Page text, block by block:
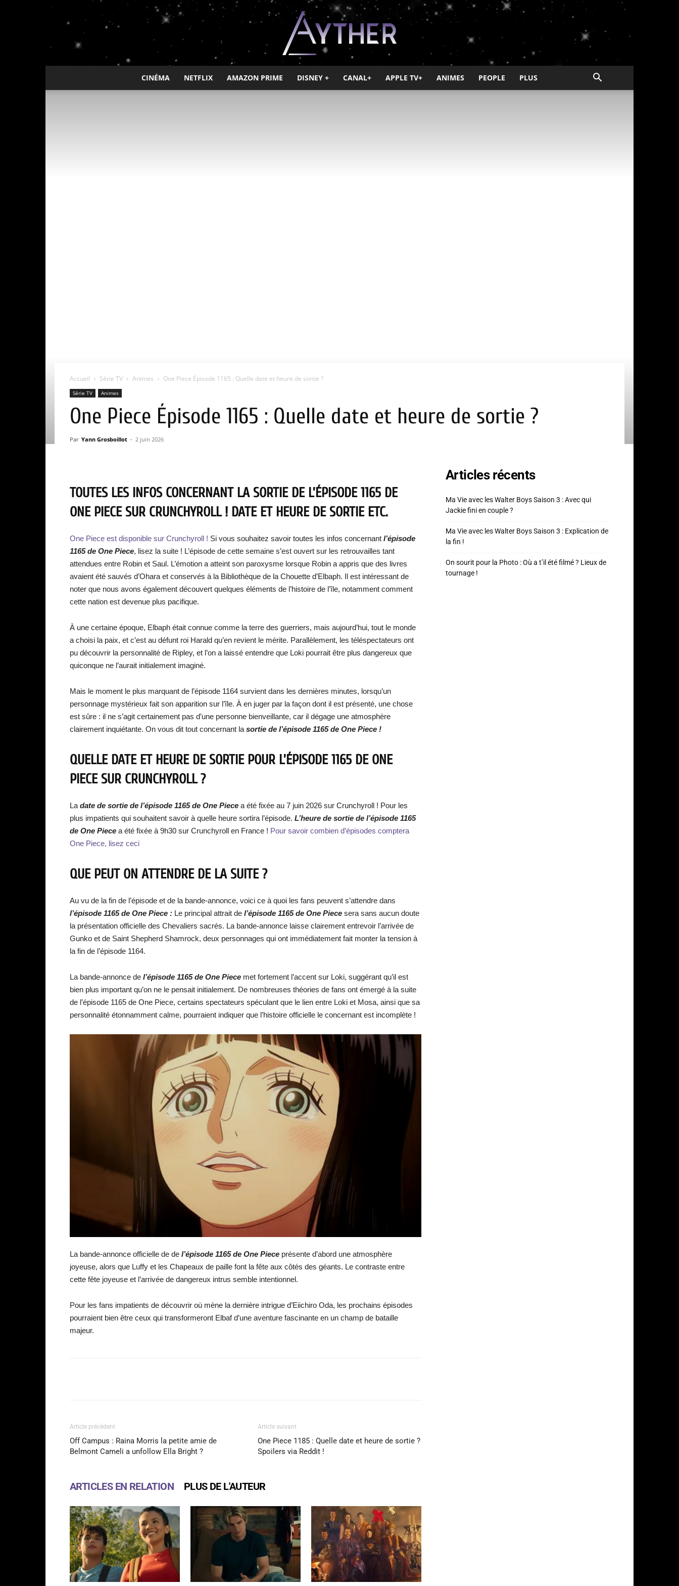
Ayther
CINÉMA NETFLIX AMAZON PRIME DISNEY + CANAL+ APPLE TV+ ANIMES PEOPLE PLUS
Accueil Série TV Animes One Piece Épisode 1165 : Quelle date et heure de sortie ?
Série TV Animes
One Piece Épisode 1165 : Quelle date et heure de sortie ?
Par Yann Grosboillot - 2 juin 2026
TOUTES LES INFOS CONCERNANT LA SORTIE DE L’ÉPISODE 1165 DE
ONE PIECE SUR CRUNCHYROLL ! DATE ET HEURE DE SORTIE ETC.
One Piece est disponible sur Crunchyroll ! Si vous souhaitez savoir toutes les infos concernant l’épisode
1165 de One Piece, lisez la suite ! L’épisode de cette semaine s’est ouvert sur les retrouvailles tant
attendues entre Robin et Saul. L’émotion a atteint son paroxysme lorsque Robin a appris que des livres
avaient été sauvés d’Ohara et conservés à la Bibliothèque de la Chouette d’Elbaph. Il est intéressant de
noter que nous avons également découvert quelques éléments de l’histoire de l’île, notamment comment
cette nation est devenue plus pacifique.
À une certaine époque, Elbaph était connue comme la terre des guerriers, mais aujourd’hui, tout le monde
a choisi la paix, et c’est au défunt roi Harald qu’en revient le mérite. Parallèlement, les téléspectateurs ont
pu découvrir la personnalité de Ripley, et l’on a laissé entendre que Loki pourrait être plus dangereux que
quiconque ne l’aurait initialement imaginé.
Mais le moment le plus marquant de l’épisode 1164 survient dans les dernières minutes, lorsqu’un
personnage mystérieux fait son apparition sur l’île. À en juger par la façon dont il est présenté, une chose
est sûre : il ne s’agit certainement pas d’une personne bienveillante, car il dégage une atmosphère
clairement inquiétante. On vous dit tout concernant la sortie de l’épisode 1165 de One Piece !
QUELLE DATE ET HEURE DE SORTIE POUR L’ÉPISODE 1165 DE ONE
PIECE SUR CRUNCHYROLL ?
La date de sortie de l’épisode 1165 de One Piece a été fixée au 7 juin 2026 sur Crunchyroll ! Pour les
plus impatients qui souhaitent savoir à quelle heure sortira l’épisode. L’heure de sortie de l’épisode 1165
de One Piece a été fixée à 9h30 sur Crunchyroll en France ! Pour savoir combien d’épisodes comptera
One Piece, lisez ceci
QUE PEUT ON ATTENDRE DE LA SUITE ?
Au vu de la fin de l’épisode et de la bande-annonce, voici ce à quoi les fans peuvent s’attendre dans
l’épisode 1165 de One Piece : Le principal attrait de l’épisode 1165 de One Piece sera sans aucun doute
la présentation officielle des Chevaliers sacrés. La bande-annonce laisse clairement entrevoir l’arrivée de
Gunko et de Saint Shepherd Shamrock, deux personnages qui ont immédiatement fait monter la tension à
la fin de l’épisode 1164.
La bande-annonce de l’épisode 1165 de One Piece met fortement l’accent sur Loki, suggérant qu’il est
bien plus important qu’on ne le pensait initialement. De nombreuses théories de fans ont émergé à la suite
de l’épisode 1165 de One Piece, certains spectateurs spéculant que le lien entre Loki et Mosa, ainsi que sa
personnalité étonnamment calme, pourraient indiquer que l’histoire officielle le concernant est incomplète !
La bande-annonce officielle de de l’épisode 1165 de One Piece présente d’abord une atmosphère
joyeuse, alors que Luffy et les Chapeaux de paille font la fête aux côtés des géants. Le contraste entre
cette fête joyeuse et l’arrivée de dangereux intrus semble intentionnel.
Pour les fans impatients de découvrir où mène la dernière intrigue d’Eiichiro Oda, les prochains épisodes
pourraient bien être ceux qui transformeront Elbaf d’une aventure fascinante en un champ de bataille
majeur.
Article précédent
Off Campus : Raina Morris la petite amie de
Belmont Cameli a unfollow Ella Bright ?
Article suivant
One Piece 1185 : Quelle date et heure de sortie ?
Spoilers via Reddit !
ARTICLES EN RELATION PLUS DE L'AUTEUR
Articles récents
Ma Vie avec les Walter Boys Saison 3 : Avec qui
Jackie fini en couple ?
Ma Vie avec les Walter Boys Saison 3 : Explication de
la fin !
On sourit pour la Photo : Où a t’il été filmé ? Lieux de
tournage !